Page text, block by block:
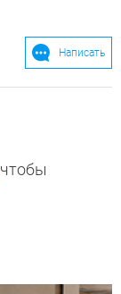
Написать
чтобы